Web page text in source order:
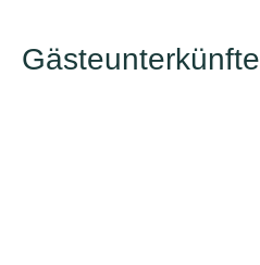
Gästeunterkünfte